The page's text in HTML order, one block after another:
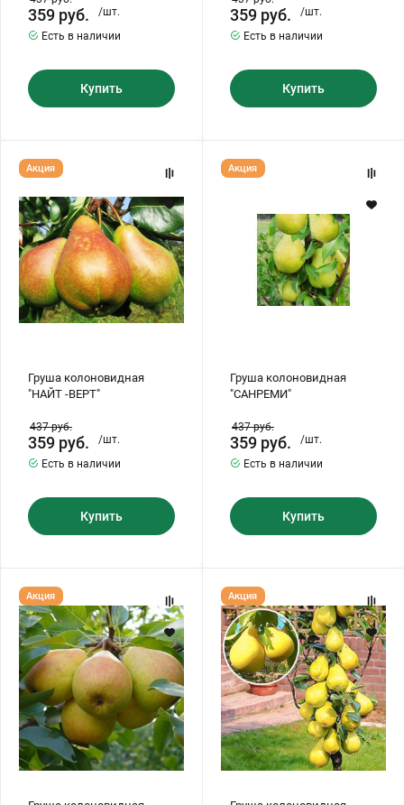
359 руб.
/шт.
Есть в наличии
Купить
359 руб.
/шт.
Есть в наличии
Купить
Груша
колоновидная
-ВЕРТ"
Груша колоновидная
"НАЙТ -ВЕРТ"
Акция
437руб.
359 руб.
/шт.
Есть в наличии
Купить
Груша
колоновидная
Груша колоновидная
"САНРЕМИ"
Акция
437руб.
359 руб.
/шт.
Есть в наличии
Купить
Груша
колоновидная
"СЕВЕРЯНКА"
Акция
Груша
колоновидная
"САПФИРА"
Акция